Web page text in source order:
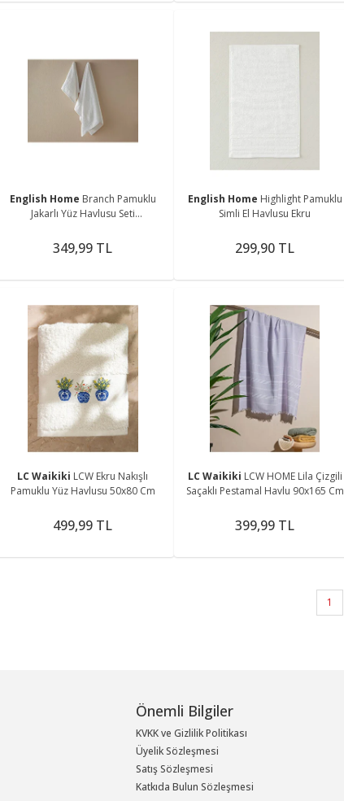
English Home Branch Pamuklu
Jakarlı Yüz Havlusu Seti
349,99 TL
English Home Highlight Pamuklu
Simli El Havlusu Ekru
299,90 TL
LC Waikiki LCW Ekru Nakışlı
Pamuklu Yüz Havlusu 50x80 Cm
499,99 TL
LC Waikiki LCW HOME Lila Çizgili
Saçaklı Pestamal Havlu 90x165 Cm
399,99 TL
1
Önemli Bilgiler
KVKK ve Gizlilik Politikası
Üyelik Sözleşmesi
Satış Sözleşmesi
Katkıda Bulun Sözleşmesi